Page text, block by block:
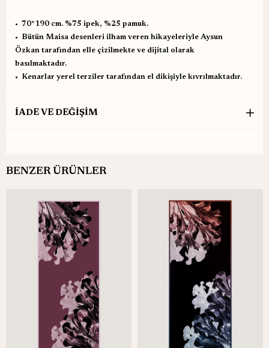
•⁠ ⁠70*190 cm. %75 ipek, %25 pamuk.
•⁠ ⁠Bütün Maisa desenleri ilham veren hikayeleriyle Aysun
Özkan tarafından elle çizilmekte ve dijital olarak
basılmaktadır.
•⁠ ⁠Kenarlar yerel terziler tarafından el dikişiyle kıvrılmaktadır.
İADE VE DEĞİŞİM
BENZER ÜRÜNLER